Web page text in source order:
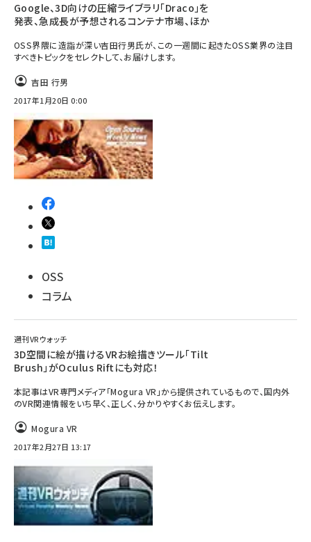
Google、3D向けの圧縮ライブラリ「Draco」を
発表、急成長が予想されるコンテナ市場、ほか
OSS界隈に造詣が深い吉田行男氏が、この一週間に起きたOSS業界の注目
すべきトピックをセレクトして、お届けします。
吉田 行男
2017年1月20日 0:00
OSS
コラム
週刊VRウォッチ
3D空間に絵が描けるVRお絵描きツール「Tilt
Brush」がOculus Riftにも対応！
本記事はVR専門メディア「Mogura VR」から提供されているもので、国内外
のVR関連情報をいち早く、正しく、分かりやすくお伝えします。
Mogura VR
2017年2月27日 13:17